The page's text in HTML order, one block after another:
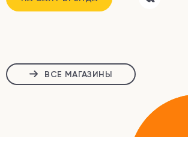
ВСЕ МАГАЗИНЫ